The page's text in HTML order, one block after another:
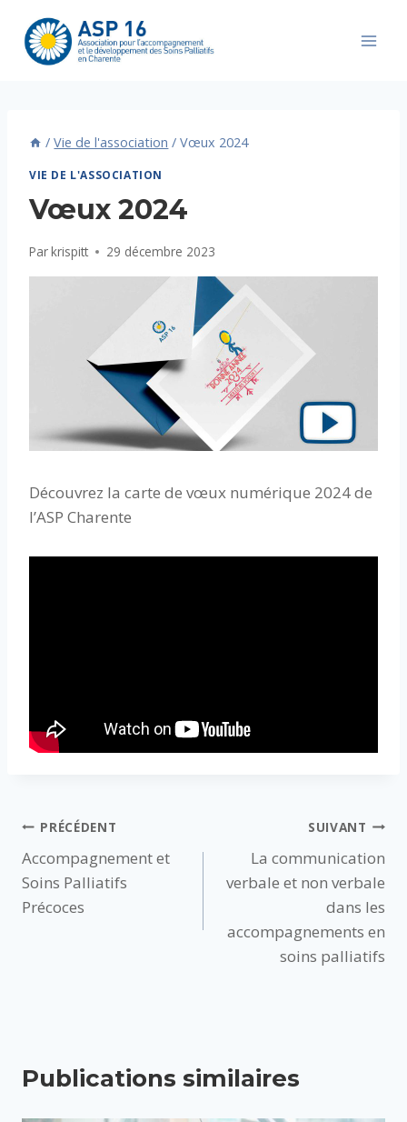
contenu
/ Vie de l'association / Vœux 2024
VIE DE L'ASSOCIATION
Vœux 2024
Parkrispitt 29 décembre 2023
Découvrez la carte de vœux numérique 2024 de
l’ASP Charente
Navigation
de
l’article
PRÉCÉDENT
Accompagnement et
Soins Palliatifs
Précoces
SUIVANT
La communication
verbale et non verbale
dans les
accompagnements en
soins palliatifs
Publications similaires